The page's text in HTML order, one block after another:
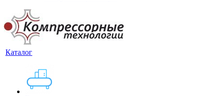
Каталог